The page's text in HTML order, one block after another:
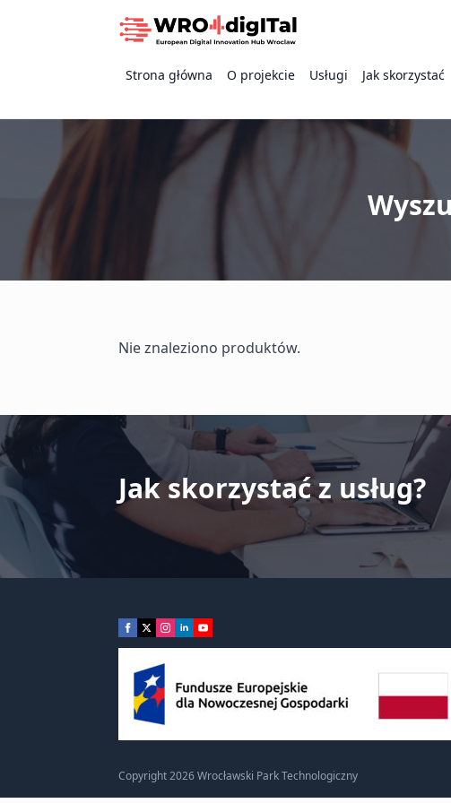
Strona główna O projekcie Usługi Jak skorzystać
Nie znaleziono produktów.
Jak skorzystać z usług?
Copyright 2026 Wrocławski Park Technologiczny